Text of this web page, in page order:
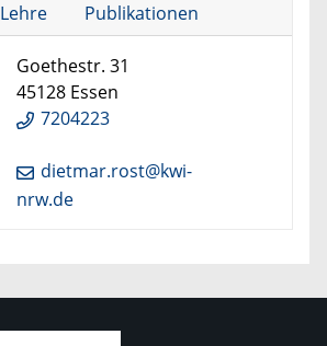
Lehre Publikationen
Goethestr. 31
45128 Essen
7204223
dietmar.rost@kwi-
nrw.de